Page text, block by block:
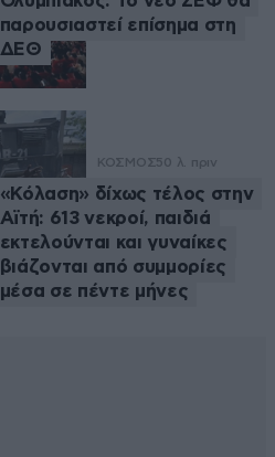
παρουσιαστεί επίσημα στη
ΔΕΘ
ΚΟΣΜΟΣ50 λ. πριν
«Κόλαση» δίχως τέλος στην
Αϊτή: 613 νεκροί, παιδιά
εκτελούνται και γυναίκες
βιάζονται από συμμορίες
μέσα σε πέντε μήνες